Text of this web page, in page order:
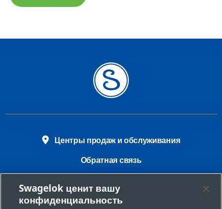
Центры продаж и обслуживания
Обратная связь
Юридическая информация
Swagelok ценит вашу
конфиденциальность